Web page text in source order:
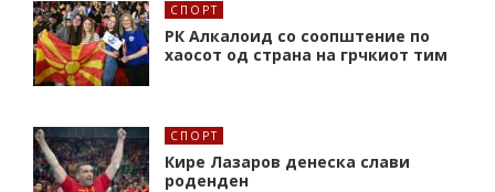
СПОРТ
РК Алкалоид со соопштение по
хаосот од страна на грчкиот тим
СПОРТ
Кире Лазаров денеска слави
роденден